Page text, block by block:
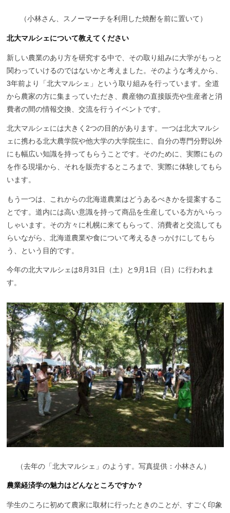
（小林さん、スノーマーチを利用した焼酎を前に置いて）
北大マルシェについて教えてください
新しい農業のあり方を研究する中で、その取り組みに大学がもっと
関わっていけるのではないかと考えました。そのような考えから、
3年前より「北大マルシェ」という取り組みを行っています。全道
から農家の方に集まっていただき、農産物の直接販売や生産者と消
費者の間の情報交換、交流を行うイベントです。
北大マルシェには大きく2つの目的があります。一つは北大マルシ
ェに携わる北大農学院や他大学の大学院生に、自分の専門分野以外
にも幅広い知識を持ってもらうことです。そのために、実際にもの
を作る現場から、それを販売するところまで、実際に体験してもら
います。
もう一つは、これからの北海道農業はどうあるべきかを提案するこ
とです。道内には高い意識を持って商品を生産している方がいらっ
しゃいます。その方々に札幌に来てもらって、消費者と交流しても
らいながら、北海道農業や食について考えるきっかけにしてもら
う、という目的です。
今年の北大マルシェは8月31日（土）と9月1日（日）に行われま
す。
（去年の「北大マルシェ」のようす。写真提供：小林さん）
農業経済学の魅力はどんなところですか？
学生のころに初めて農家に取材に行ったときのことが、すごく印象